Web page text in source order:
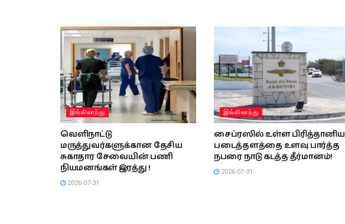
இங்கிலாந்து
வெளிநாட்டு
மருத்துவர்களுக்கான தேசிய
சுகாதார சேவையின் பணி
நியமனங்கள் இரத்து !
2026-07-31
இங்கிலாந்து
சைப்ரஸில் உள்ள பிரித்தானிய
படைத்தளத்தை உளவு பார்த்த
நபரை நாடு கடத்த தீர்மானம்!
2026-07-31